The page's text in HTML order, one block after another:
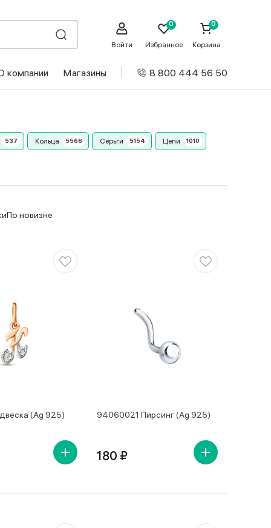
Войти Избранное Корзина
компании Магазины 8 800 444 56 50
Кольца Серьги Цепи
По новизне
(Ag 925) 94060021 Пирсинг (Ag 925)
180 ₽